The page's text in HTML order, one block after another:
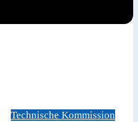
Technische Kommission